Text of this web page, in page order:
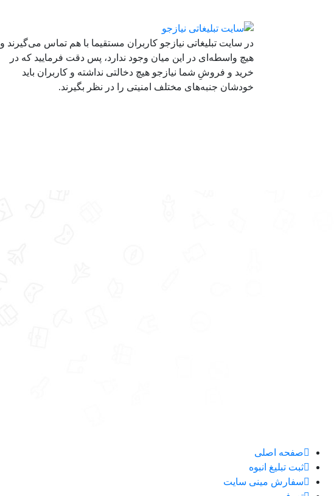
در سایت تبلیغاتی نیازجو کاربران مستقیما با هم تماس می‌گیرند و
هیچ واسطه‌ای در این میان وجود ندارد، پس دقت فرمایید که در
خرید و فروشِ شما نیازجو هیچ دخالتی نداشته و کاربران باید
خودشان جنبه‌های مختلف امنیتی را در نظر بگیرند.
صفحه اصلی
ثبت تبلیغ انبوه
سفارش مینی سایت